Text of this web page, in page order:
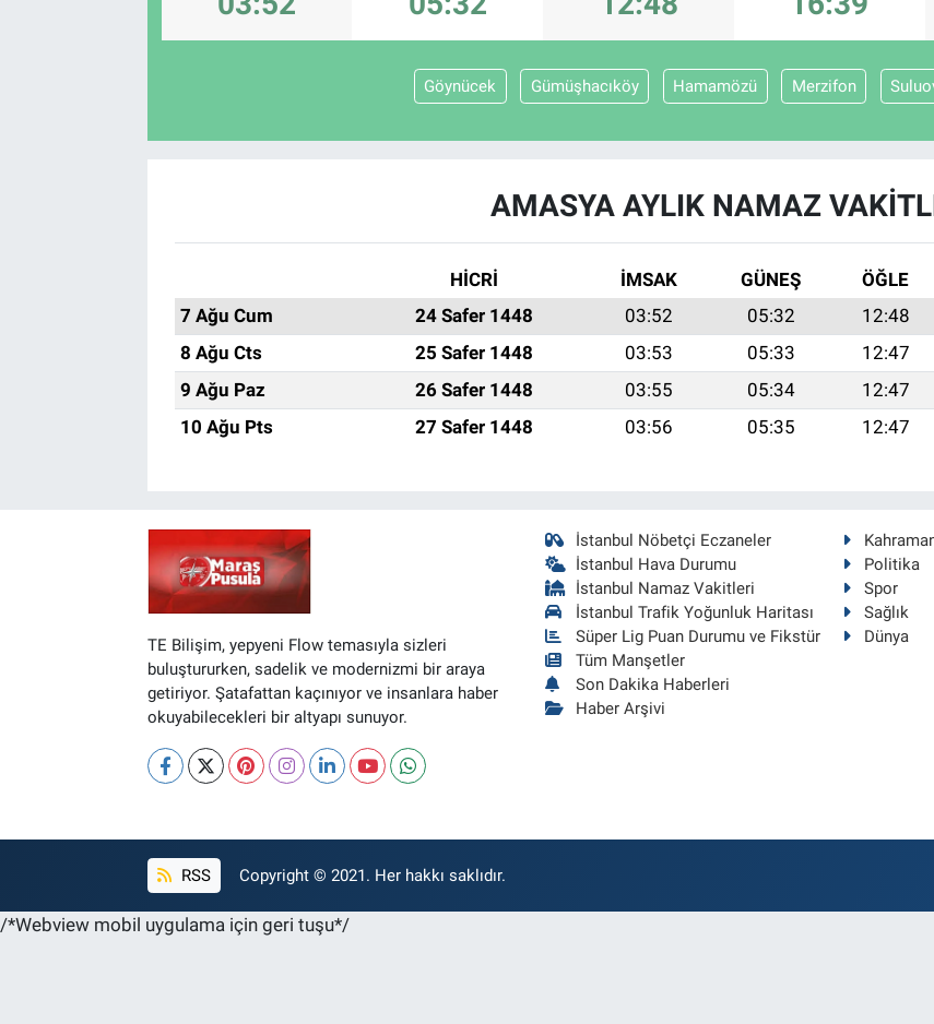
Göynücek Gümüşhacıköy Hamamözü Merzifon
AMASYA AYLIK NAMAZ
HİCRİ İMSAK GÜNEŞ ÖĞLE
7 Ağu Cum
24 Safer 1448 03:52 05:32 12:48
8 Ağu Cts
25 Safer 1448 03:53 05:33 12:47
9 Ağu Paz
26 Safer 1448 03:55 05:34 12:47
10 Ağu Pts
27 Safer 1448 03:56 05:35 12:47
TE Bilişim, yepyeni Flow temasıyla sizleri
buluştururken, sadelik ve modernizmi bir araya
getiriyor. Şatafattan kaçınıyor ve insanlara haber
okuyabilecekleri bir altyapı sunuyor.
İstanbul Nöbetçi Eczaneler
İstanbul Hava Durumu
İstanbul Namaz Vakitleri
İstanbul Trafik Yoğunluk Haritası
Süper Lig Puan Durumu ve Fikstür
Tüm Manşetler
Son Dakika Haberleri
Haber Arşivi
Politika
Spor
Sağlık
Dünya
RSS Copyright © 2021. Her hakkı saklıdır.
/*Webview mobil uygulama için geri tuşu*/
TEKNOLOJİ
HABERDE İNSAN